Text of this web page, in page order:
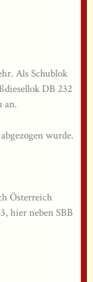
Als Schublok
DB 232
an.
wurde.
Österreich
hier neben SBB